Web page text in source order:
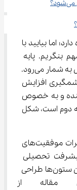
به همراه دارد؛ اما بیایید با
بنگریم. پایه
هشتم، سالی کلیدی در دوران متوسطه اول به شمار می‌رود.
افزایش
پایه‌ای برای سال‌های آینده و به خصوص
دوم است، شکل
درک عمیق دروس پایه هشتم، ستون فقرات موفقیت‌های
پیشرفت تحصیلی
هشتم دقیقا برای اطمینان از استحکام این ستون‌ها طراحی
از